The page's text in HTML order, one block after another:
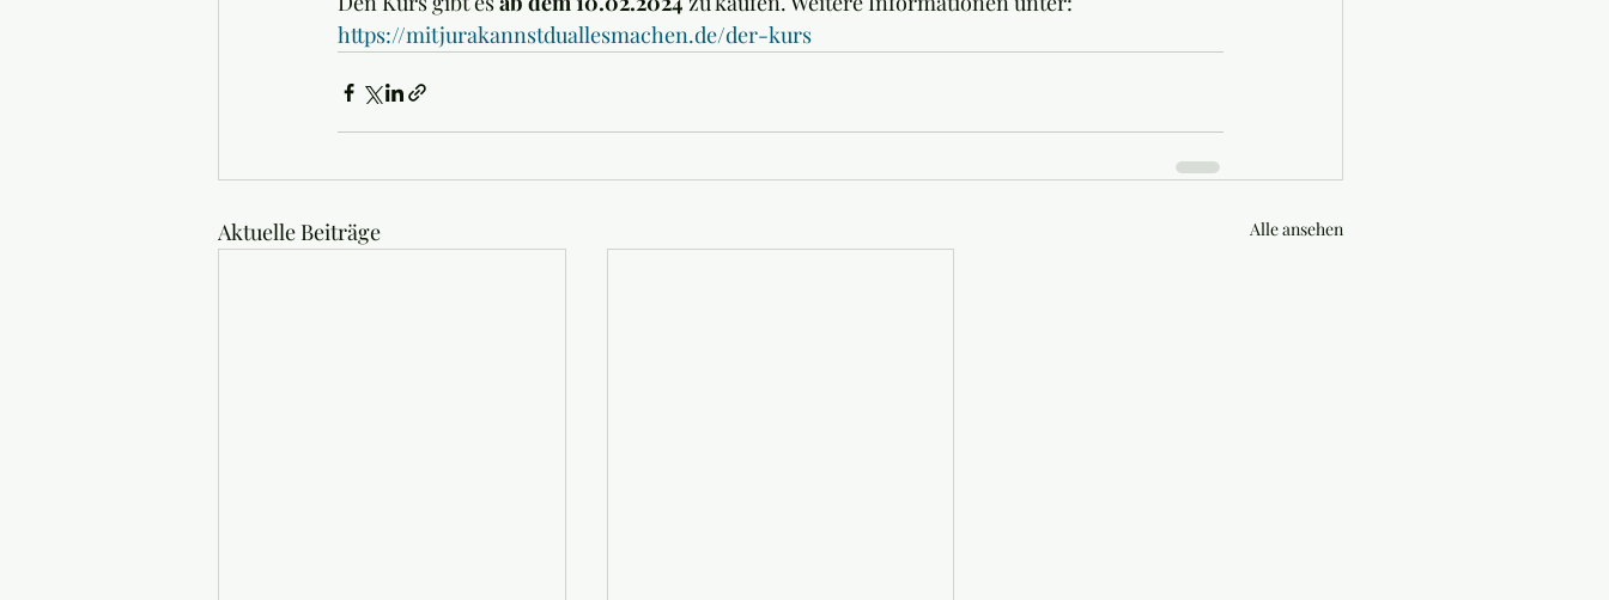
https://mitjurakannstduallesmachen.de/der-kurs
Aktuelle Beiträge Alle ansehen